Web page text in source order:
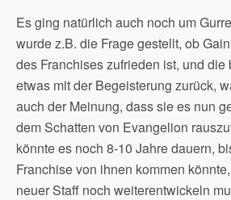
Es ging natürlich auch noch um
wurde z.B. die Frage gestellt, ob
des Franchises zufrieden ist, und
etwas mit der Begeisterung zurück,
auch der Meinung, dass sie es nun
dem Schatten von Evangelion
könnte es noch 8-10 Jahre dauern,
Franchise von ihnen kommen
neuer Staff noch weiterentwickeln